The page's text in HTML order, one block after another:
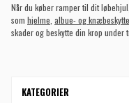
Når du køber ramper til dit
som hjelme albue- og
skader og beskytte din krop under
KATEGORIER